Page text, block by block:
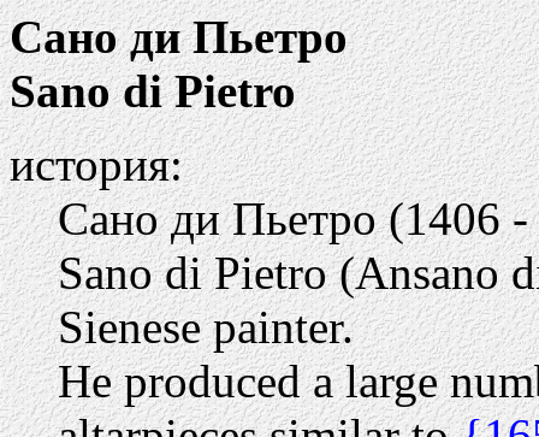
Сано ди Пьетро
Sano di Pietro
история:
Сано ди Пьетро (1406
Sano di Pietro (Ansano
Sienese painter.
He produced a large